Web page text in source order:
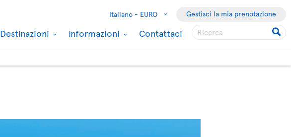
Italiano - EURO Gestisci la mia prenotazione
Destinazioni Informazioni Contattaci